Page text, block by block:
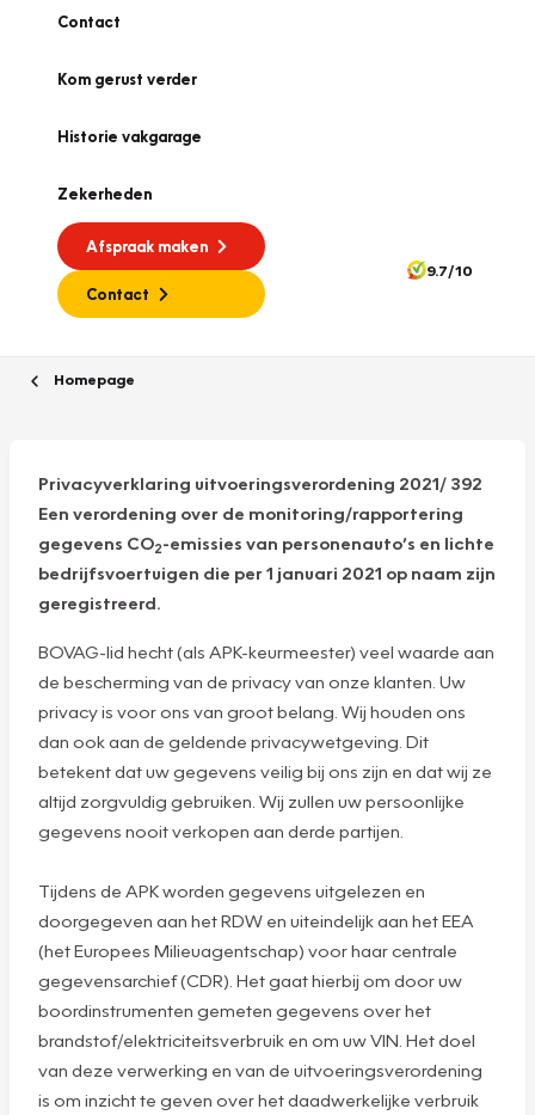
Contact
Kom gerust verder
Historie vakgarage
Zekerheden
Afspraak maken
Contact
9.7/10
Homepage
Privacyverklaring uitvoeringsverordening 2021/ 392
Een verordening over de monitoring/rapportering
gegevens CO2-emissies van personenauto’s en lichte
bedrijfsvoertuigen die per 1 januari 2021 op naam zijn
geregistreerd.
BOVAG-lid hecht (als APK-keurmeester) veel waarde aan
de bescherming van de privacy van onze klanten. Uw
privacy is voor ons van groot belang. Wij houden ons
dan ook aan de geldende privacywetgeving. Dit
betekent dat uw gegevens veilig bij ons zijn en dat wij ze
altijd zorgvuldig gebruiken. Wij zullen uw persoonlijke
gegevens nooit verkopen aan derde partijen.
Tijdens de APK worden gegevens uitgelezen en
doorgegeven aan het RDW en uiteindelijk aan het EEA
(het Europees Milieuagentschap) voor haar centrale
gegevensarchief (CDR). Het gaat hierbij om door uw
boordinstrumenten gemeten gegevens over het
brandstof/elektriciteitsverbruik en om uw VIN. Het doel
van deze verwerking en van de uitvoeringsverordening
is om inzicht te geven over het daadwerkelijke verbruik